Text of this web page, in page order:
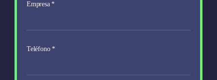
Empresa *
Teléfono *